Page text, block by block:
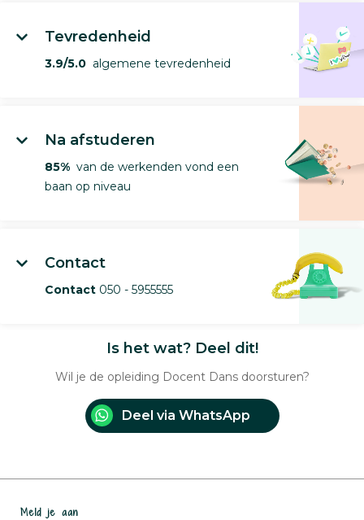
Tevredenheid
3.9/5.0 algemene tevredenheid
Na afstuderen
85% van de werkenden vond een
baan op niveau
Contact
Contact 050 - 5955555
Is het wat? Deel dit!
Wil je de opleiding Docent Dans doorsturen?
Deel via WhatsApp
Meld je aan